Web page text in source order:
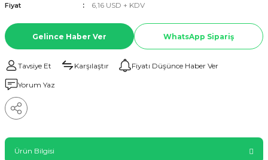
Fiyat 6,16 USD + KDV
Gelince Haber Ver WhatsApp Sipariş
Tavsiye Et Karşılaştır Fiyatı Düşünce Haber Ver
Yorum Yaz
Ürün Bilgisi